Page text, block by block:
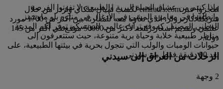
وإذا كنتم من عشاق الحياة البرية والطبيعة، لا تفوتوا الفرصة
وانطلقوا في مغامرة المشي في الأدغال في منتزه بلو ماونتينز
الوطني المصنف كموقع تراث عالمي لليونسكو. توفر لكم المدينة
مناظر طبيعية خلابة وحياة برية متنوعة، حيث ستتعرفون إلى
حيوانات الومبات والولب التي تتجول بحرية في بيئتها الطبيعية، على
بعد 90 دقيقة فقط من سيدني.
احجزوا عبر emirates.com لكسب أميال سكاي واردز من خلال
شريكنا كارترولر، الذي تعاونا معه للمقارنة بين أكثر من 1700 مورد
عالمي وتقديم أسعار رائعة لأكثر من 50000 موقع في أكثر من 145
دولة.
الرحلات من العراق إلى سيدني
2 وجهة